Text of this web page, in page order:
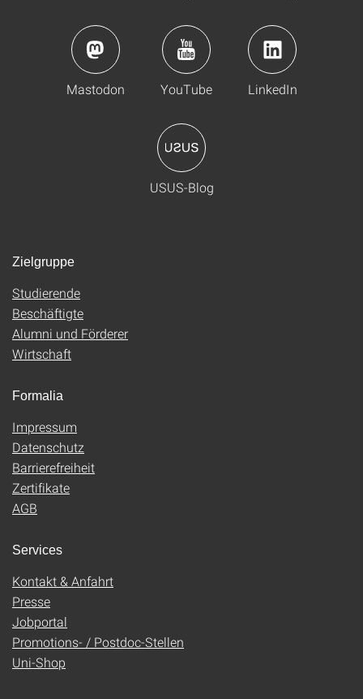
Mastodon YouTube LinkedIn
USUS-Blog
Zielgruppe
Studierende
Beschäftigte
Alumni und Förderer
Wirtschaft
Formalia
Impressum
Datenschutz
Barrierefreiheit
Zertifikate
AGB
Services
Kontakt & Anfahrt
Presse
Jobportal
Promotions- / Postdoc-Stellen
Uni-Shop